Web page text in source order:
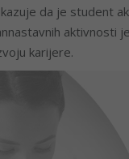
da je student
aktivnosti
karijere.